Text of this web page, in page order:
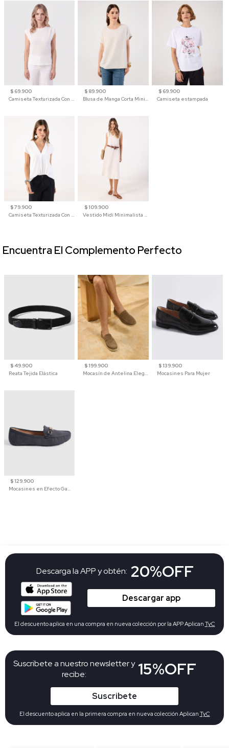
$ 69.900
Camiseta Texturizada Con Hombro Caído Para Mujer
$ 89.900
Blusa de Manga Corta Minimalista para Mujer
$ 69.900
Camiseta estampada
$ 79.900
$ 109.900
$ 49.900
Reata Tejida Elástica
$ 199.900
Mocasín de Antelina Elegante con Suela de Contraste Para Hombre
$ 139.900
Mocasines Para Mujer
$ 129.900
Mocasines en Efecto Gamuzado Para Mujer
Encuentra El Complemento Perfecto
Suscribete a nuestro newsletter y
recibe:
15%OFF
Suscribete
El descuento aplica en la primera compra en nueva colección Aplican TyC
Descarga la APP y obtén: 20%OFF
Descargar app
El descuento aplica en una compra en nueva colección por la APP Aplican TyC